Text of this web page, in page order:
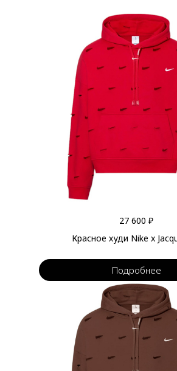
27 600 ₽
Красное худи Nike x
Подробнее